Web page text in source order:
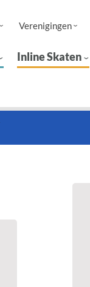
Verenigingen
Inline Skaten